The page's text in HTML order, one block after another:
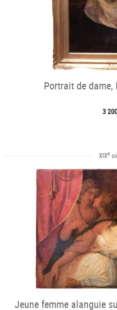
Portrait de
3
XIXe
Jeune femme alanguie